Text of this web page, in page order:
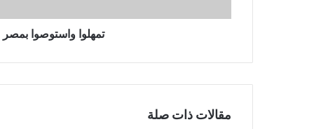
تمهلوا واستوصوا بمصر
مقالات ذات صلة